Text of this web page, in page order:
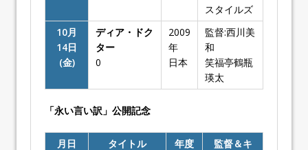
スタイルズ
10月
14日
(金)
ディア・ドク
ター
0
2009
年
日本
監督:西川美
和
笑福亭鶴瓶
瑛太
「永い言い訳」公開記念
月日 タイトル
年度
監督＆キ